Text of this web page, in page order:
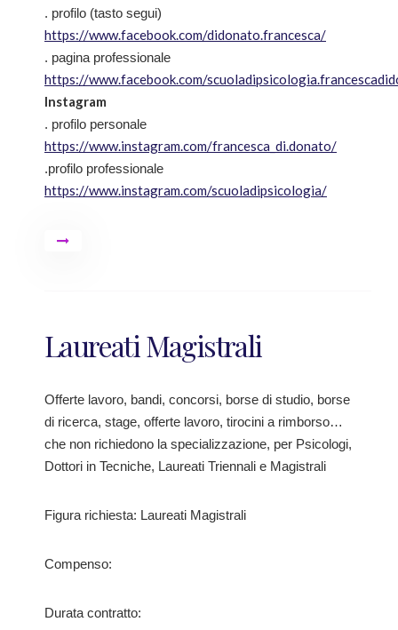
. profilo (tasto segui)
https://www.facebook.com/didonato.francesca/
. pagina professionale
https://www.facebook.com/
Instagram
. profilo personale
https://www.instagram.com/francesca_di.donato/
.profilo professionale
https://www.instagram.com/scuoladipsicologia/
Laureati Magistrali
Offerte lavoro, bandi, concorsi, borse di studio, borse
di ricerca, stage, offerte lavoro, tirocini a rimborso…
che non richiedono la specializzazione, per Psicologi,
Dottori in Tecniche, Laureati Triennali e Magistrali
Figura richiesta: Laureati Magistrali
Compenso:
Durata contratto: